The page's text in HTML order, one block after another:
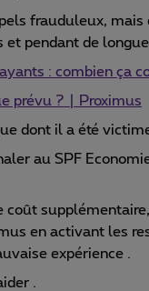
frauduleux,
pendant de
: combien ça
prévu ? | Proximus
dont il a été
au SPF
coût
en activant les
expérience .
.